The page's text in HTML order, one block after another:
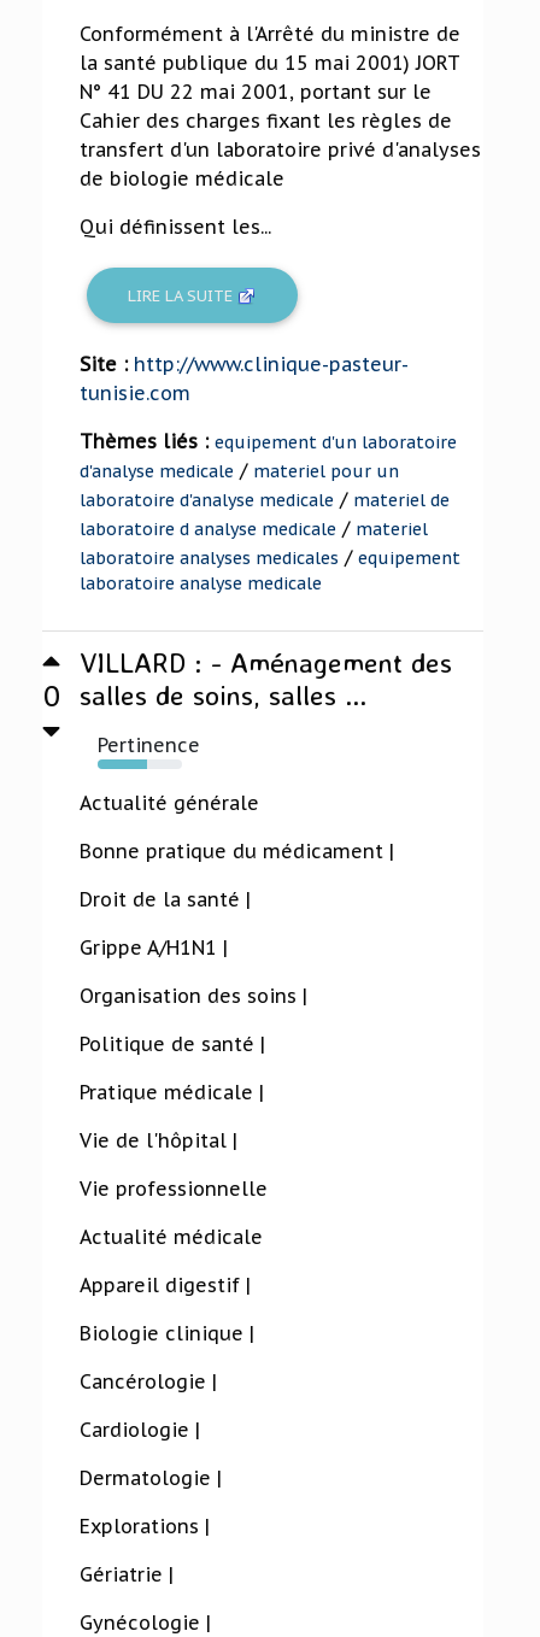
Conformément à l'Arrêté du ministre de
la santé publique du 15 mai 2001) JORT
N° 41 DU 22 mai 2001, portant sur le
Cahier des charges fixant les règles de
transfert d'un laboratoire privé d'analyses
de biologie médicale
Qui définissent les...
LIRE LA SUITE
Site : http://www.clinique-pasteur-
tunisie.com
Thèmes liés : equipement d'un laboratoire
d'analyse medicale / materiel pour un
laboratoire d'analyse medicale / materiel de
laboratoire d analyse medicale / materiel
laboratoire analyses medicales / equipement
laboratoire analyse medicale
0
VILLARD : - Aménagement des
salles de soins, salles ...
Pertinence
59%
Actualité générale
Bonne pratique du médicament |
Droit de la santé |
Grippe A/H1N1 |
Organisation des soins |
Politique de santé |
Pratique médicale |
Vie de l'hôpital |
Vie professionnelle
Actualité médicale
Appareil digestif |
Biologie clinique |
Cancérologie |
Cardiologie |
Dermatologie |
Explorations |
Gériatrie |
Gynécologie |